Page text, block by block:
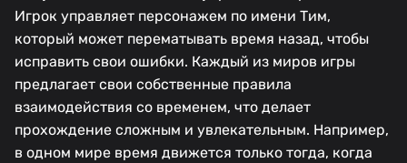
Игрок управляет персонажем по имени Тим,
который может перематывать время назад, чтобы
исправить свои ошибки. Каждый из миров игры
предлагает свои собственные правила
взаимодействия со временем, что делает
прохождение сложным и увлекательным. Например,
в одном мире время движется только тогда, когда